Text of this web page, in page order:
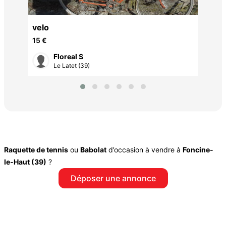
velo
15 €
Floreal S
Le Latet (39)
Raquette de tennis ou Babolat d’occasion à vendre à Foncine-
le-Haut (39) ?
Déposer une annonce